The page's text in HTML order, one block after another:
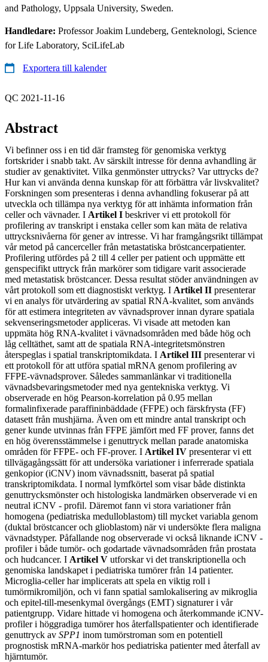
and Pathology, Uppsala University, Sweden.
Handledare: Professor Joakim Lundeberg, Genteknologi, Science
for Life Laboratory, SciLifeLab
Exportera till kalender
QC 2021-11-16
Abstract
Vi befinner oss i en tid där framsteg för genomiska verktyg
fortskrider i snabb takt. Av särskilt intresse för denna avhandling är
studier av genaktivitet. Vilka genmönster uttrycks? Var uttrycks de?
Hur kan vi använda denna kunskap för att förbättra vår livskvalitet?
Forskningen som presenteras i denna avhandling fokuserar på att
utveckla och tillämpa nya verktyg för att inhämta information från
celler och vävnader. I Artikel I beskriver vi ett protokoll för
profilering av transkript i enstaka celler som kan mäta de relativa
uttrycksnivåerna för gener av intresse. Vi har framgångsrikt tillämpat
vår metod på cancerceller från metastatiska bröstcancerpatienter.
Profilering utfördes på 2 till 4 celler per patient och uppmätte ett
genspecifikt uttryck från markörer som tidigare varit associerade
med metastatisk bröstcancer. Dessa resultat stöder användningen av
vårt protokoll som ett diagnostiskt verktyg. I Artikel II presenterar
vi en analys för utvärdering av spatial RNA-kvalitet, som används
för att estimera integriteten av vävnadsprover innan dyrare spatiala
sekvenseringsmetoder appliceras. Vi visade att metoden kan
uppmäta hög RNA-kvalitet i vävnadsområden med både hög och
låg celltäthet, samt att de spatiala RNA-integritetsmönstren
återspeglas i spatial transkriptomikdata. I Artikel III presenterar vi
ett protokoll för att utföra spatial mRNA genom profilering av
FFPE-vävnadsprover. Således sammanlänkar vi traditionella
vävnadsbevaringsmetoder med nya gentekniska verktyg. Vi
observerade en hög Pearson-korrelation på 0.95 mellan
formalinfixerade paraffininbäddade (FFPE) och färskfrysta (FF)
datasett från mushjärna. Även om ett mindre antal transkript och
gener kunde utvinnas från FFPE jämfört med FF prover, fanns det
en hög överensstämmelse i genuttryck mellan parade anatomiska
områden för FFPE- och FF-prover. I Artikel IV presenterar vi ett
tillvägagångssätt för att undersöka variationer i inferrerade spatiala
genkopior (iCNV) inom vävnadssnitt, baserat på spatial
transkriptomikdata. I normal lymfkörtel som visar både distinkta
genuttrycksmönster och histologiska landmärken observerade vi en
neutral iCNV - profil. Däremot fann vi stora variationer från
homogena (pediatriska medulloblastom) till mycket variabla genom
(duktal bröstcancer och glioblastom) när vi undersökte flera maligna
vävnadstyper. Påfallande nog observerade vi också liknande iCNV -
profiler i både tumör- och godartade vävnadsområden från prostata
och hudcancer. I Artikel V utforskar vi det transkriptionella och
genomiska landskapet i pediatriska tumörer från 14 patienter.
Microglia-celler har implicerats att spela en viktig roll i
tumörmikromiljön, och vi fann spatial samlokalisering av mikroglia
och epitel-till-mesenkymal övergångs (EMT) signaturer i vår
patientgrupp. Vidare hittade vi homogena och återkommande iCNV-
profiler i höggradiga tumörer hos återfallspatienter och identifierade
genuttryck av SPP1 inom tumörstroman som en potentiell
prognostisk mRNA-markör hos pediatriska patienter med återfall av
hjärntumör.